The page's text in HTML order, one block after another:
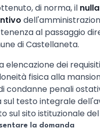
di norma, il
al passaggio
di Castellaneta.
elencazione dei
fisica alla
condanne penali
testo integrale
sul sito istituzionale
la domanda